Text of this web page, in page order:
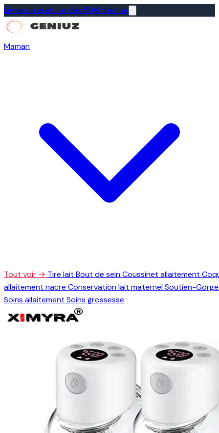
Livraison gratuite dès 50€ d'achat
Maman
Tout voir → Tire lait Bout de seinCoussinet allaitement
allaitement nacre Conservation lait maternelSoutien-
Soins allaitement Soins grossesse